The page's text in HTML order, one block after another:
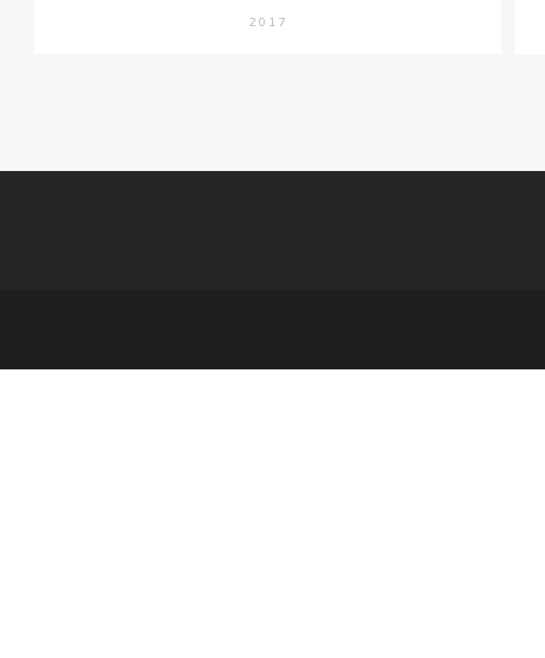
2017